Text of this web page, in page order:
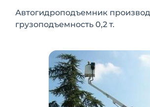
Автогидроподъемник
грузоподъемность 0,2 т.